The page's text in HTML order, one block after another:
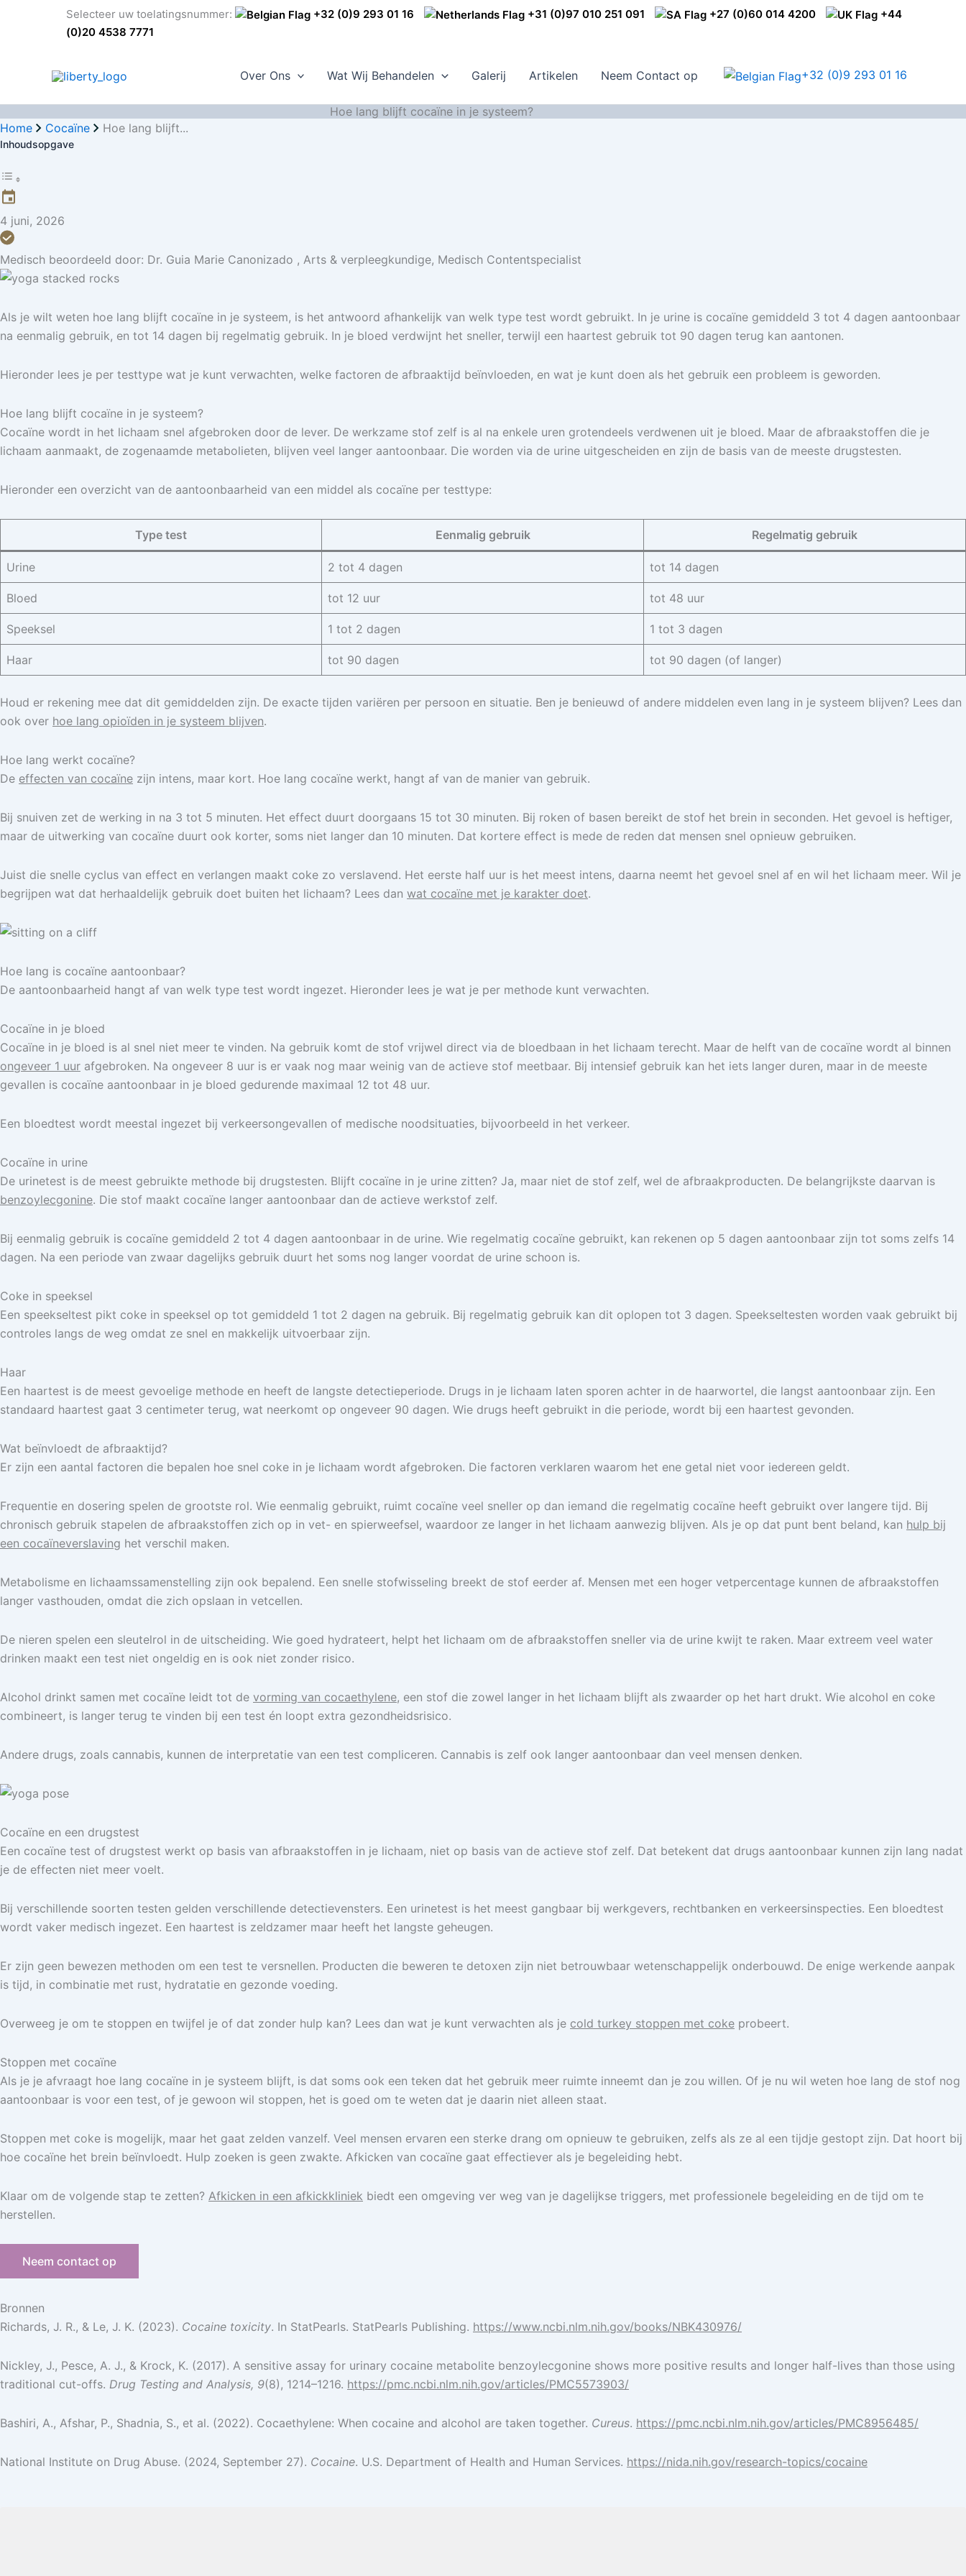
r
d
e
n
h
o
u
d
Selecteer uw toelatingsnummer: +32 (0)9 293 01 16 +31 (0)97 010 251 091 +27 (0)60 014 4200
+44
(0)20 4538 7771
Over Ons Wat Wij Behandelen Galerij Artikelen Neem Contact op +32 (0)9 293 01 16
Hoe lang blijft cocaïne in je systeem?
Home
Cocaïne Hoe lang blijft...
Inhoudsopgave
4 juni, 2026
Medisch beoordeeld door: Dr. Guia Marie Canonizado , Arts & verpleegkundige, Medisch Contentspecialist
Als je wilt weten hoe lang blijft cocaïne in je systeem, is het antwoord afhankelijk van welk type test wordt gebruikt. In je urine is cocaïne gemiddeld 3 tot 4 dagen aantoonbaar
na eenmalig gebruik, en tot 14 dagen bij regelmatig gebruik. In je bloed verdwijnt het sneller, terwijl een haartest gebruik tot 90 dagen terug kan aantonen.
Hieronder lees je per testtype wat je kunt verwachten, welke factoren de afbraaktijd beïnvloeden, en wat je kunt doen als het gebruik een probleem is geworden.
Hoe lang blijft cocaïne in je systeem?
Cocaïne wordt in het lichaam snel afgebroken door de lever. De werkzame stof zelf is al na enkele uren grotendeels verdwenen uit je bloed. Maar de afbraakstoffen die je
lichaam aanmaakt, de zogenaamde metabolieten, blijven veel langer aantoonbaar. Die worden via de urine uitgescheiden en zijn de basis van de meeste drugstesten.
Hieronder een overzicht van de aantoonbaarheid van een middel als cocaïne per testtype:
Type test Eenmalig gebruik Regelmatig gebruik
Urine 2 tot 4 dagen tot 14 dagen
Bloed tot 12 uur tot 48 uur
Speeksel 1 tot 2 dagen 1 tot 3 dagen
Haar tot 90 dagen tot 90 dagen (of langer)
Houd er rekening mee dat dit gemiddelden zijn. De exacte tijden variëren per persoon en situatie. Ben je benieuwd of andere middelen even lang in je systeem blijven? Lees dan
ook over hoe lang opioïden in je systeem blijven.
Hoe lang werkt cocaïne?
De effecten van cocaïne zijn intens, maar kort. Hoe lang cocaïne werkt, hangt af van de manier van gebruik.
Bij snuiven zet de werking in na 3 tot 5 minuten. Het effect duurt doorgaans 15 tot 30 minuten. Bij roken of basen bereikt de stof het brein in seconden. Het gevoel is heftiger,
maar de uitwerking van cocaïne duurt ook korter, soms niet langer dan 10 minuten. Dat kortere effect is mede de reden dat mensen snel opnieuw gebruiken.
Juist die snelle cyclus van effect en verlangen maakt coke zo verslavend. Het eerste half uur is het meest intens, daarna neemt het gevoel snel af en wil het lichaam meer. Wil je
begrijpen wat dat herhaaldelijk gebruik doet buiten het lichaam? Lees dan wat cocaïne met je karakter doet.
Hoe lang is cocaïne aantoonbaar?
De aantoonbaarheid hangt af van welk type test wordt ingezet. Hieronder lees je wat je per methode kunt verwachten.
Cocaïne in je bloed
Cocaïne in je bloed is al snel niet meer te vinden. Na gebruik komt de stof vrijwel direct via de bloedbaan in het lichaam terecht. Maar de helft van de cocaïne wordt al binnen
ongeveer 1 uur afgebroken. Na ongeveer 8 uur is er vaak nog maar weinig van de actieve stof meetbaar. Bij intensief gebruik kan het iets langer duren, maar in de meeste
gevallen is cocaïne aantoonbaar in je bloed gedurende maximaal 12 tot 48 uur.
Een bloedtest wordt meestal ingezet bij verkeersongevallen of medische noodsituaties, bijvoorbeeld in het verkeer.
Cocaïne in urine
De urinetest is de meest gebruikte methode bij drugstesten. Blijft cocaïne in je urine zitten? Ja, maar niet de stof zelf, wel de afbraakproducten. De belangrijkste daarvan is
benzoylecgonine. Die stof maakt cocaïne langer aantoonbaar dan de actieve werkstof zelf.
Bij eenmalig gebruik is cocaïne gemiddeld 2 tot 4 dagen aantoonbaar in de urine. Wie regelmatig cocaïne gebruikt, kan rekenen op 5 dagen aantoonbaar zijn tot soms zelfs 14
dagen. Na een periode van zwaar dagelijks gebruik duurt het soms nog langer voordat de urine schoon is.
Coke in speeksel
Een speekseltest pikt coke in speeksel op tot gemiddeld 1 tot 2 dagen na gebruik. Bij regelmatig gebruik kan dit oplopen tot 3 dagen. Speekseltesten worden vaak gebruikt bij
controles langs de weg omdat ze snel en makkelijk uitvoerbaar zijn.
Haar
Een haartest is de meest gevoelige methode en heeft de langste detectieperiode. Drugs in je lichaam laten sporen achter in de haarwortel, die langst aantoonbaar zijn. Een
standaard haartest gaat 3 centimeter terug, wat neerkomt op ongeveer 90 dagen. Wie drugs heeft gebruikt in die periode, wordt bij een haartest gevonden.
Wat beïnvloedt de afbraaktijd?
Er zijn een aantal factoren die bepalen hoe snel coke in je lichaam wordt afgebroken. Die factoren verklaren waarom het ene getal niet voor iedereen geldt.
Frequentie en dosering spelen de grootste rol. Wie eenmalig gebruikt, ruimt cocaïne veel sneller op dan iemand die regelmatig cocaïne heeft gebruikt over langere tijd. Bij
chronisch gebruik stapelen de afbraakstoffen zich op in vet- en spierweefsel, waardoor ze langer in het lichaam aanwezig blijven. Als je op dat punt bent beland, kan hulp bij
een cocaïneverslaving het verschil maken.
Metabolisme en lichaamssamenstelling zijn ook bepalend. Een snelle stofwisseling breekt de stof eerder af. Mensen met een hoger vetpercentage kunnen de afbraakstoffen
langer vasthouden, omdat die zich opslaan in vetcellen.
De nieren spelen een sleutelrol in de uitscheiding. Wie goed hydrateert, helpt het lichaam om de afbraakstoffen sneller via de urine kwijt te raken. Maar extreem veel water
drinken maakt een test niet ongeldig en is ook niet zonder risico.
Alcohol drinkt samen met cocaïne leidt tot de vorming van cocaethylene, een stof die zowel langer in het lichaam blijft als zwaarder op het hart drukt. Wie alcohol en coke
combineert, is langer terug te vinden bij een test én loopt extra gezondheidsrisico.
Andere drugs, zoals cannabis, kunnen de interpretatie van een test compliceren. Cannabis is zelf ook langer aantoonbaar dan veel mensen denken.
Cocaïne en een drugstest
Een cocaïne test of drugstest werkt op basis van afbraakstoffen in je lichaam, niet op basis van de actieve stof zelf. Dat betekent dat drugs aantoonbaar kunnen zijn lang nadat
je de effecten niet meer voelt.
Bij verschillende soorten testen gelden verschillende detectievensters. Een urinetest is het meest gangbaar bij werkgevers, rechtbanken en verkeersinspecties. Een bloedtest
wordt vaker medisch ingezet. Een haartest is zeldzamer maar heeft het langste geheugen.
Er zijn geen bewezen methoden om een test te versnellen. Producten die beweren te detoxen zijn niet betrouwbaar wetenschappelijk onderbouwd. De enige werkende aanpak
is tijd, in combinatie met rust, hydratatie en gezonde voeding.
Overweeg je om te stoppen en twijfel je of dat zonder hulp kan? Lees dan wat je kunt verwachten als je cold turkey stoppen met coke probeert.
Stoppen met cocaïne
Als je je afvraagt hoe lang cocaïne in je systeem blijft, is dat soms ook een teken dat het gebruik meer ruimte inneemt dan je zou willen. Of je nu wil weten hoe lang de stof nog
aantoonbaar is voor een test, of je gewoon wil stoppen, het is goed om te weten dat je daarin niet alleen staat.
Stoppen met coke is mogelijk, maar het gaat zelden vanzelf. Veel mensen ervaren een sterke drang om opnieuw te gebruiken, zelfs als ze al een tijdje gestopt zijn. Dat hoort bij
hoe cocaïne het brein beïnvloedt. Hulp zoeken is geen zwakte. Afkicken van cocaïne gaat effectiever als je begeleiding hebt.
Klaar om de volgende stap te zetten? Afkicken in een afkickkliniek biedt een omgeving ver weg van je dagelijkse triggers, met professionele begeleiding en de tijd om te
herstellen.
Neem contact op
Bronnen
Richards, J. R., & Le, J. K. (2023). Cocaine toxicity. In StatPearls. StatPearls Publishing. https://www.ncbi.nlm.nih.gov/books/NBK430976/
Nickley, J., Pesce, A. J., & Krock, K. (2017). A sensitive assay for urinary cocaine metabolite benzoylecgonine shows more positive results and longer half-lives than those using
traditional cut-offs. Drug Testing and Analysis, 9(8), 1214–1216. https://pmc.ncbi.nlm.nih.gov/articles/PMC5573903/
Bashiri, A., Afshar, P., Shadnia, S., et al. (2022). Cocaethylene: When cocaine and alcohol are taken together. Cureus. https://pmc.ncbi.nlm.nih.gov/articles/PMC8956485/
National Institute on Drug Abuse. (2024, September 27). Cocaine. U.S. Department of Health and Human Services. https://nida.nih.gov/research-topics/cocaine